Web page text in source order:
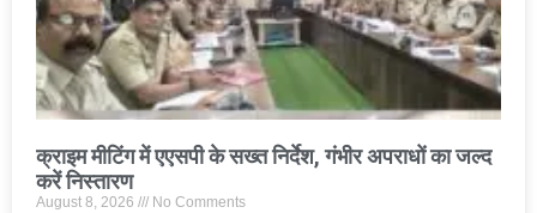
क्राइम मीटिंग में एएसपी के सख्त निर्देश, गंभीर अपराधों का जल्द
करें निस्तारण
August 8, 2026 No Comments